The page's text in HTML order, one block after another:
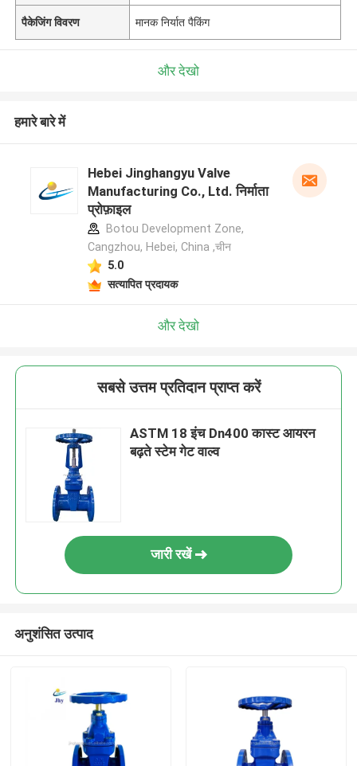
पैकेजिंग विवरण मानक निर्यात पैकिंग
और देखो
हमारे बारे में
Hebei Jinghangyu Valve
Manufacturing Co., Ltd. निर्माता
प्रोफ़ाइल
Botou Development Zone,
Cangzhou, Hebei, China ,चीन
5.0
सत्यापित प्रदायक
और देखो
सबसे उत्तम प्रतिदान प्राप्त करें
ASTM 18 इंच Dn400 कास्ट आयरन
बढ़ते स्टेम गेट वाल्व
जारी रखें
अनुशंसित उत्पाद